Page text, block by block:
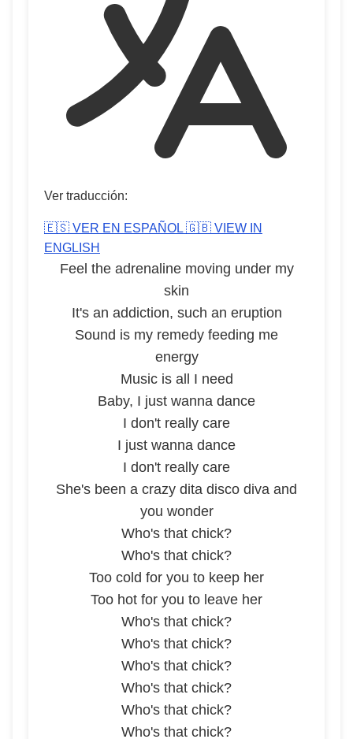
Ver traducción:
🇪🇸 VER EN ESPAÑOL 🇬🇧 VIEW IN
ENGLISH
Feel the adrenaline moving under my
skin
It's an addiction, such an eruption
Sound is my remedy feeding me
energy
Music is all I need
Baby, I just wanna dance
I don't really care
I just wanna dance
I don't really care
She's been a crazy dita disco diva and
you wonder
Who's that chick?
Who's that chick?
Too cold for you to keep her
Too hot for you to leave her
Who's that chick?
Who's that chick?
Who's that chick?
Who's that chick?
Who's that chick?
Who's that chick?